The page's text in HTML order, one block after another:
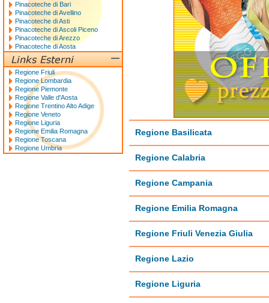
Regione Basilicata
Regione Calabria
Regione Campania
Regione Emilia Romagna
Regione Friuli Venezia Giulia
Regione Lazio
Regione Liguria
Pinacoteche di Bari
Pinacoteche di Avellino
Pinacoteche di Asti
Pinacoteche di Ascoli Piceno
Pinacoteche di Arezzo
Pinacoteche di Aosta
Regione Friuli
Regione Lombardia
Regione Piemonte
Regione Valle d'Aosta
Regione Trentino Alto Adige
Regione Veneto
Regione Liguria
Regione Emilia Romagna
Regione Toscana
Regione Umbria